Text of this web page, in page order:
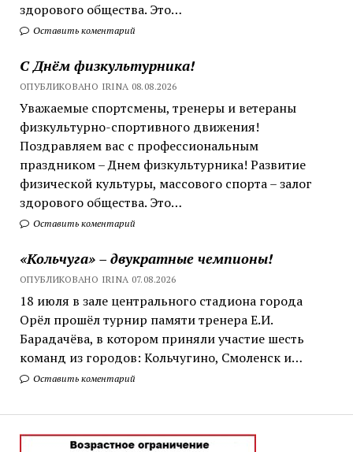
здорового общества. Это…
Оставить коментарий
С Днём физкультурника!
ОПУБЛИКОВАНО IRINA 08.08.2026
Уважаемые спортсмены, тренеры и ветераны
физкультурно-спортивного движения!
Поздравляем вас с профессиональным
праздником – Днем физкультурника! Развитие
физической культуры, массового спорта – залог
здорового общества. Это…
Оставить коментарий
«Кольчуга» – двукратные чемпионы!
ОПУБЛИКОВАНО IRINA 07.08.2026
18 июля в зале центрального стадиона города
Орёл прошёл турнир памяти тренера Е.И.
Барадачёва, в котором приняли участие шесть
команд из городов: Кольчугино, Смоленск и…
Оставить коментарий